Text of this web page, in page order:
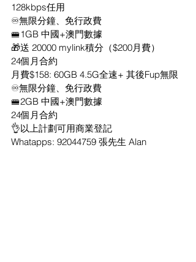
128kbps任用
♾無限分鐘、免行政費
🚝1GB 中國+澳門數據
🎁送 20000 mylink積分（$200月費）
24個月合約
月費$158: 60GB 4.5G全速+ 其後Fup無限
♾無限分鐘、免行政費
🚝2GB 中國+澳門數據
24個月合約
👌以上計劃可用商業登記
Whatapps: 92044759 張先生 Alan